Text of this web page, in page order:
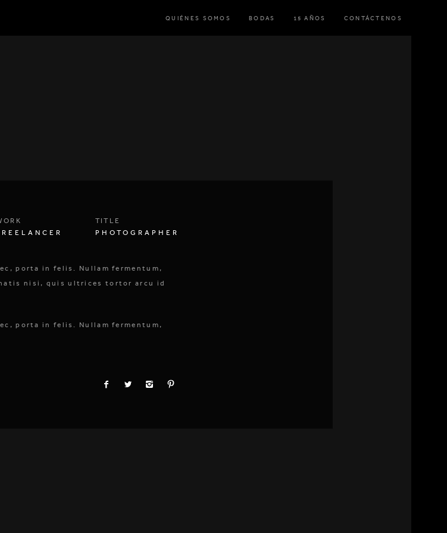
QUIÉNES SOMOS BODAS 15 AÑOS CONTÁCTENOS
TITLE
PHOTOGRAPHER
porta in felis. Nullam fermentum,
nisi, quis ultrices tortor arcu id
porta in felis. Nullam fermentum,